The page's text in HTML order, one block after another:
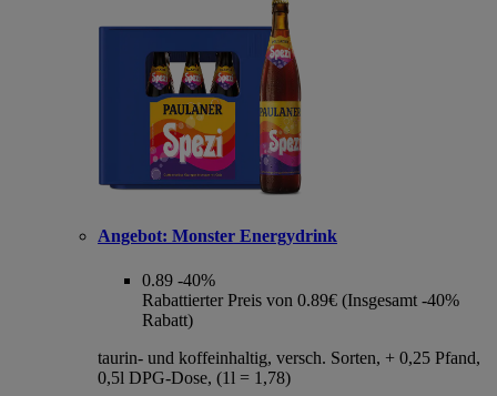
Angebot: Monster Energydrink
0.89 -40%
Rabattierter Preis von 0.89€ (Insgesamt -40%
Rabatt)
taurin- und koffeinhaltig, versch. Sorten, + 0,25 Pfand,
0,5l DPG-Dose, (1l = 1,78)